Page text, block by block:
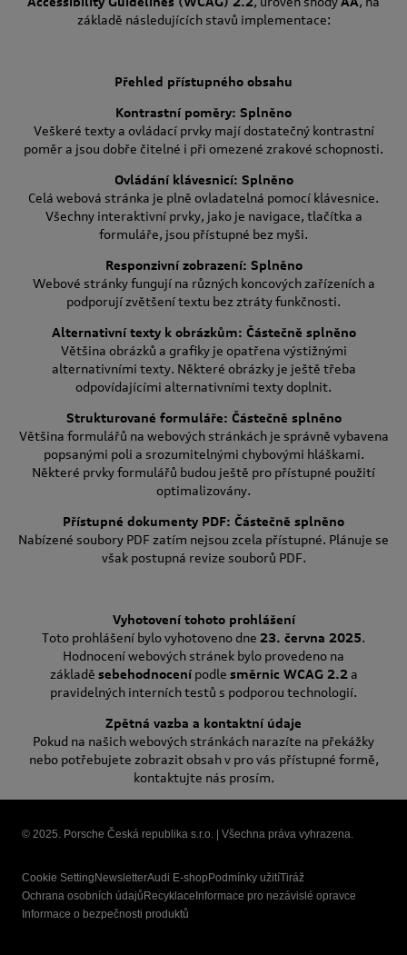
základě následujících stavů implementace:
Přehled přístupného obsahu
Kontrastní poměry: Splněno
Veškeré texty a ovládací prvky mají dostatečný kontrastní
poměr a jsou dobře čitelné i při omezené zrakové schopnosti.
Ovládání klávesnicí: Splněno
Celá webová stránka je plně ovladatelná pomocí klávesnice.
Všechny interaktivní prvky, jako je navigace, tlačítka a
formuláře, jsou přístupné bez myši.
Responzivní zobrazení: Splněno
Webové stránky fungují na různých koncových zařízeních a
podporují zvětšení textu bez ztráty funkčnosti.
Alternativní texty k obrázkům: Částečně splněno
Většina obrázků a grafiky je opatřena výstižnými
alternativními texty. Některé obrázky je ještě třeba
odpovídajícími alternativními texty doplnit.
Strukturované formuláře: Částečně splněno
Většina formulářů na webových stránkách je správně vybavena
popsanými poli a srozumitelnými chybovými hláškami.
Některé prvky formulářů budou ještě pro přístupné použití
optimalizovány.
Přístupné dokumenty PDF: Částečně splněno
Nabízené soubory PDF zatím nejsou zcela přístupné. Plánuje se
však postupná revize souborů PDF.
Vyhotovení tohoto prohlášení
Toto prohlášení bylo vyhotoveno dne 23. června 2025.
Hodnocení webových stránek bylo provedeno na
základě sebehodnocenípodle směrnic WCAG 2.2a
pravidelných interních testů s podporou technologií.
Zpětná vazba a kontaktní údaje
Pokud na našich webových stránkách narazíte na překážky
nebo potřebujete zobrazit obsah v pro vás přístupné formě,
kontaktujte nás prosím.
© 2025. Porsche Česká republika s.r.o. | Všechna práva vyhrazena.
Cookie Setting NewsletterAudi E-shop Podmínky užitíTiráž
Ochrana osobních údajů Recyklace Informace pro nezávislé opravce
Informace o bezpečnosti produktů